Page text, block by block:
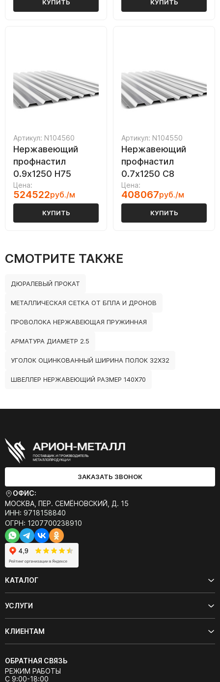
КУПИТЬ КУПИТЬ
Артикул: N104560
Нержавеющий
профнастил
0.9х1250 Н75
Цена:
524522руб./м
КУПИТЬ
Артикул: N104550
Нержавеющий
профнастил
0.7х1250 С8
Цена:
408067руб./м
КУПИТЬ
СМОТРИТЕ ТАКЖЕ
ДЮРАЛЕВЫЙ ПРОКАТ
МЕТАЛЛИЧЕСКАЯ СЕТКА ОТ БПЛА И ДРОНОВ
ПРОВОЛОКА НЕРЖАВЕЮЩАЯ ПРУЖИННАЯ
АРМАТУРА ДИАМЕТР 2.5
УГОЛОК ОЦИНКОВАННЫЙ ШИРИНА ПОЛОК 32Х32
ШВЕЛЛЕР НЕРЖАВЕЮЩИЙ РАЗМЕР 140Х70
ЗАКАЗАТЬ ЗВОНОК
ОФИС:
МОСКВА, ПЕР. СЕМЁНОВСКИЙ, Д. 15
ИНН: 9718158840
ОГРН: 1207700238910
КАТАЛОГ
УСЛУГИ
КЛИЕНТАМ
ОБРАТНАЯ СВЯЗЬ
РЕЖИМ РАБОТЫ
С 9:00-18:00